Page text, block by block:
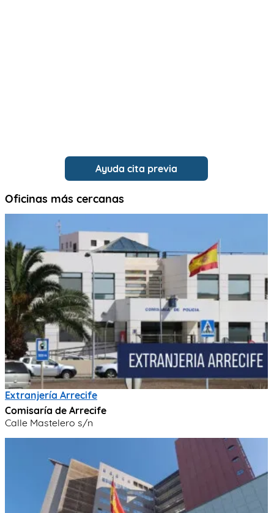
Ayuda cita previa
Oficinas más cercanas
Extranjería Arrecife
Comisaría de Arrecife
Calle Mastelero s/n